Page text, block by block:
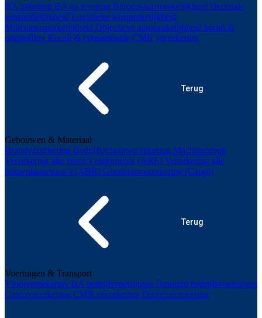
BA uitbating BA na levering Beroepsaansprakelijkheid Decenale
aansprakelijkheid Logistieke aansprakelijkheid
Milieuaansprakelijkheid Objectieve aansprakelijkheid brand &
ontploffing Recall & contaminatie CMR verzekering
Terug
Gebouwen & Materiaal
Brandverzekering Bedrijfsschadeverzekering Machinebreuk
Verzekering alle risico’s elektronica (ARE) Verzekering alle
bouwplaatsrisico’s (ABR) Goederenverzekering (Cargo)
Terug
Voertuigen & Transport
Vlootverzekering BA bedrijfsvoertuigen Omnium bedrijfsvoertuigen
Cascoverzekering CMR verzekering Droneverzekering